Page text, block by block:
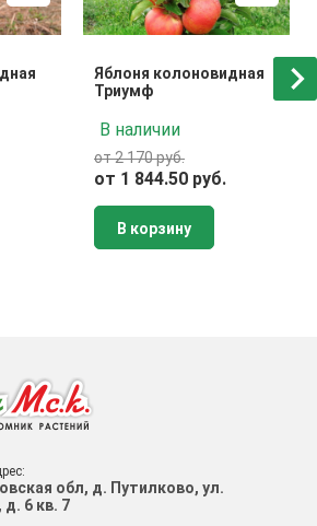
Яблоня колоновидная
Триумф
В наличии
от 2 170 руб.
от 1 844.50 руб.
В корзину
обл, д. Путилково, ул.
д. 6 кв. 7